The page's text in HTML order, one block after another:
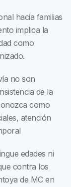
hacia familias
implica la
como
no son
de la
como
atención
edades ni
contra los
de MC en